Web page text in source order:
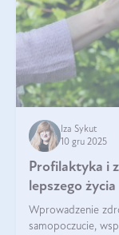
Iza Sykut
10 gru 2025
Profilaktyka i
lepszego życia
Wprowadzenie
samopoczucie,